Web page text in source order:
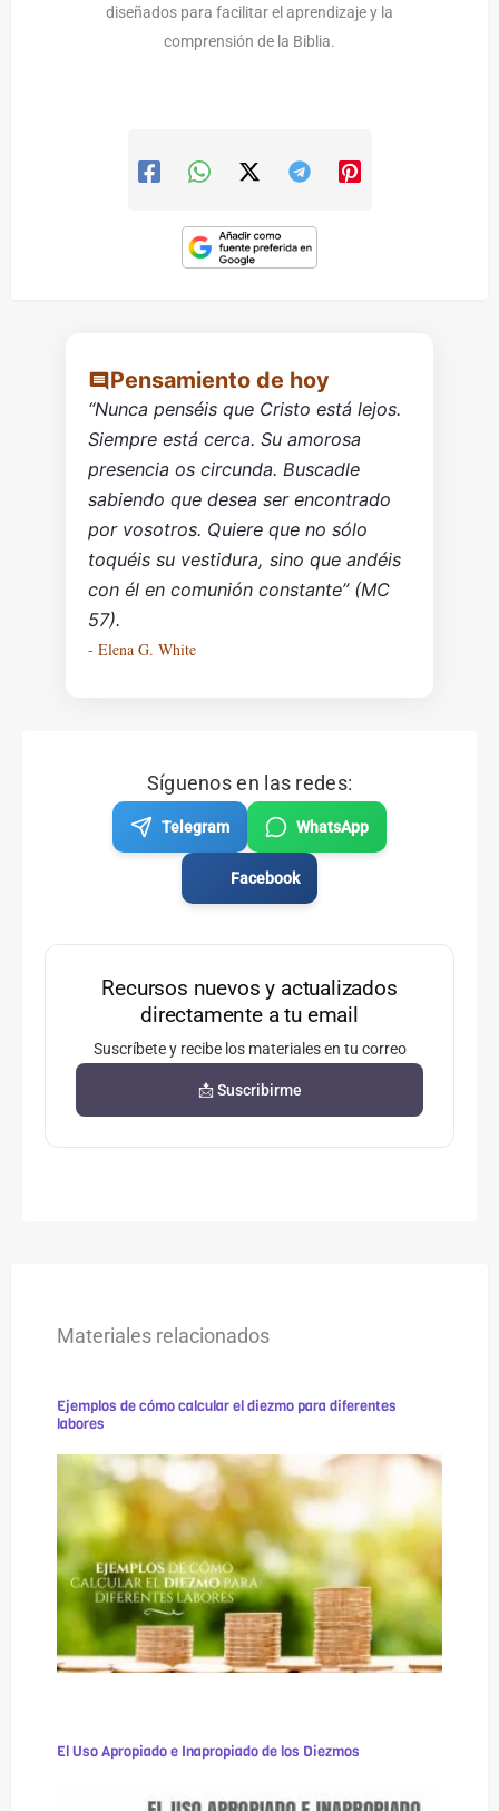
diseñados para facilitar el aprendizaje y la
comprensión de la Biblia.
Pensamiento de hoy
“Nunca penséis que Cristo está lejos.
Siempre está cerca. Su amorosa
presencia os circunda. Buscadle
sabiendo que desea ser encontrado
por vosotros. Quiere que no sólo
toquéis su vestidura, sino que andéis
con él en comunión constante” (MC
57).
- Elena G. White
Síguenos en las redes:
Telegram WhatsApp
Facebook
Recursos nuevos y actualizados
directamente a tu email
Suscríbete y recibe los materiales en tu correo
📩 Suscribirme
Materiales relacionados
Ejemplos de cómo calcular el diezmo para diferentes
labores
El Uso Apropiado e Inapropiado de los Diezmos